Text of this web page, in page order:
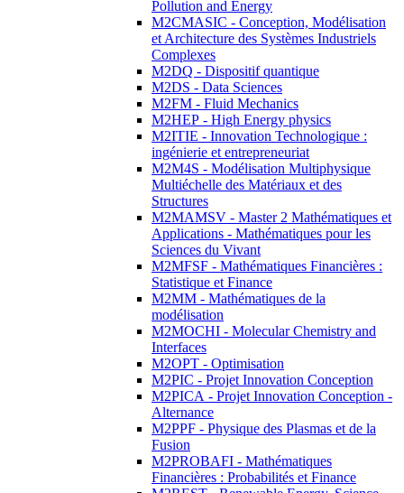
Pollution and Energy
M2CMASIC - Conception, Modélisation
et Architecture des Systèmes Industriels
Complexes
M2DQ - Dispositif quantique
M2DS - Data Sciences
M2FM - Fluid Mechanics
M2HEP - High Energy physics
M2ITIE - Innovation Technologique :
ingénierie et entrepreneuriat
M2M4S - Modélisation Multiphysique
Multiéchelle des Matériaux et des
Structures
M2MAMSV - Master 2 Mathématiques et
Applications - Mathématiques pour les
Sciences du Vivant
M2MFSF - Mathématiques Financières :
Statistique et Finance
M2MM - Mathématiques de la
modélisation
M2MOCHI - Molecular Chemistry and
Interfaces
M2OPT - Optimisation
M2PIC - Projet Innovation Conception
M2PICA - Projet Innovation Conception -
Alternance
M2PPF - Physique des Plasmas et de la
Fusion
M2PROBAFI - Mathématiques
Financières : Probabilités et Finance